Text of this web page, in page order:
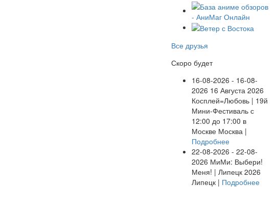
Все друзья
Скоро будет
16-08-2026 - 16-08-
2026 16 Августа 2026
Косплей=Любовь | 19й
Мини-Фестиваль с
12:00 до 17:00 в
Москве Москва |
Подробнее
22-08-2026 - 22-08-
2026 МиМи: Выбери!
Меня! | Липецк 2026
Липецк | Подробнее